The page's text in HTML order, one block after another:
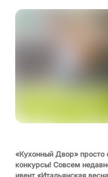
«Кухонный Двор» просто
конкурсы! Совсем
ивент «Итальянская